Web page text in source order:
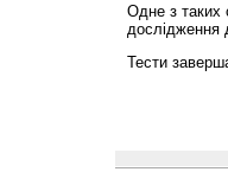
Одне з таких
дослідження
Тести